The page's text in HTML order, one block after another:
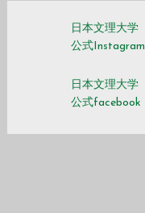
日本文理大学
公式Instagram
日本文理大学
公式facebook